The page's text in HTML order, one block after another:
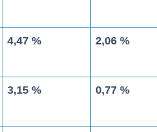
4,47 % 2,06 %
3,15 % 0,77 %